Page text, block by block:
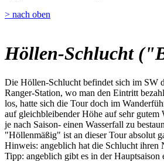
> nach oben
Höllen-Schlucht
Die Höllen-Schlucht befindet sich im SW
Ranger-Station, wo man den Eintritt
los, hatte sich die Tour doch im
auf gleichbleibender Höhe auf sehr
je nach Saison- einen Wasserfall zu
"Höllenmäßig" ist an dieser Tour absolut
Hinweis: angeblich hat die Schlucht ihren
Tipp: angeblich gibt es in der